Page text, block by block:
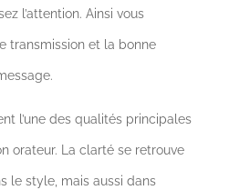
l’attention. Ainsi vous
transmission et la bonne
l’une des qualités principales
orateur. La clarté se retrouve
le style, mais aussi dans